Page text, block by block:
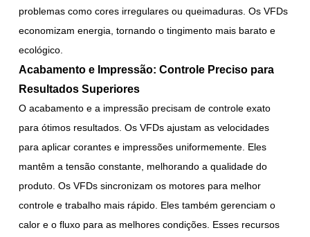
problemas como cores irregulares ou queimaduras. Os VFDs
economizam energia, tornando o tingimento mais barato e
ecológico.
Acabamento e Impressão: Controle Preciso para
Resultados Superiores
O acabamento e a impressão precisam de controle exato
para ótimos resultados. Os VFDs ajustam as velocidades
para aplicar corantes e impressões uniformemente. Eles
mantêm a tensão constante, melhorando a qualidade do
produto. Os VFDs sincronizam os motores para melhor
controle e trabalho mais rápido. Eles também gerenciam o
calor e o fluxo para as melhores condições. Esses recursos